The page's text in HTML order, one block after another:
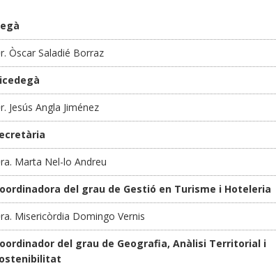
Òscar Saladié Borraz
Jesús Angla Jiménez
Marta Nel-lo Andreu
del grau de Gestió en Turisme i Hoteleria
Misericòrdia Domingo Vernis
del grau de Geografia, Anàlisi Territorial i